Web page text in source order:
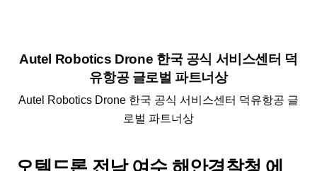
Autel Robotics Drone 한국 공식 서비스센터 덕
유항공 글로벌 파트너상
Autel Robotics Drone 한국 공식 서비스센터 덕유항공 글
로벌 파트너상
오텔드론 전남 여수 해안경찰청 에